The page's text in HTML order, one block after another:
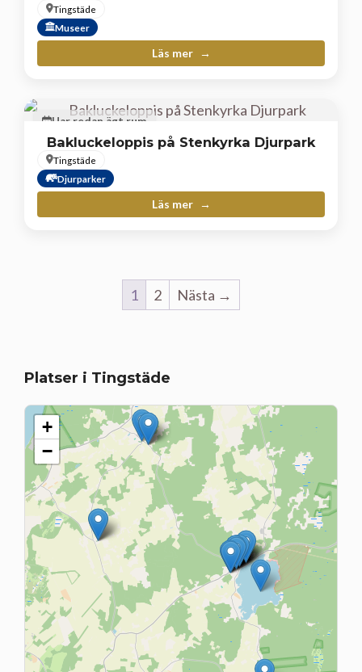
Tingstäde
Museer
Läs mer
Har redan ägt rum
Bakluckeloppis på Stenkyrka Djurpark
Tingstäde
Djurparker
Läs mer
1 2 Nästa →
Platser i Tingstäde
+
−